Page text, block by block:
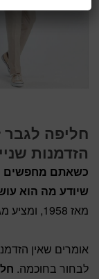
חליפה לגבר
הזדמנות
כשאתם מחפשים
שיודע מה הוא
מאז 1958, ומציע מגוון חליפות גברים ביד אומן.
אומרים שאין
לבחור בחוכמה.